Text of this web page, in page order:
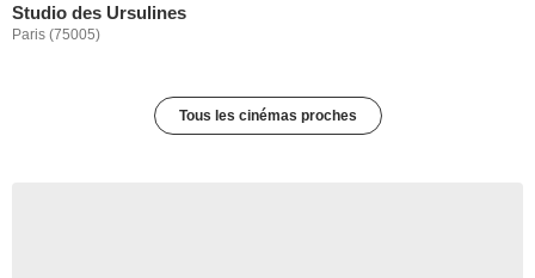
Studio des Ursulines
Paris (75005)
Tous les cinémas proches